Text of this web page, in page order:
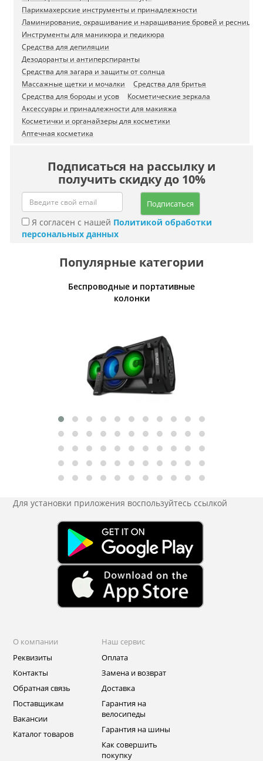
Парикмахерские инструменты и принадлежности
Ламинирование, окрашивание и наращивание бровей и ресниц
Инструменты для маникюра и педикюра
Средства для депиляции
Дезодоранты и антиперспиранты
Средства для загара и защиты от солнца
Массажные щетки и мочалки
Средства для бритья
Средства для бороды и усов
Косметические зеркала
Аксессуары и принадлежности для макияжа
Косметички и органайзеры для косметики
Аптечная косметика
Подписаться на рассылку и
получить скидку до 10%
Подписаться
Я согласен с нашей Политикой обработки
персональных данных
Популярные категории
Беспроводные и портативные
колонки
Для установки приложения воспользуйтесь ссылкой
О компании
Реквизиты
Контакты
Обратная связь
Поставщикам
Вакансии
Каталог товаров
Наш сервис
Оплата
Замена и возврат
Доставка
Гарантия на
велосипеды
Гарантия на шины
Как совершить
покупку